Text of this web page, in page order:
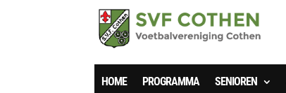
HOME PROGRAMMA SENIOREN